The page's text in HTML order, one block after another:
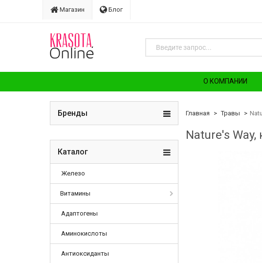
Магазин Блог
О КОМПАНИИ
Бренды
Каталог
Железо
Витамины
Адаптогены
Аминокислоты
Антиоксиданты
Главная Травы
Nature's Way,